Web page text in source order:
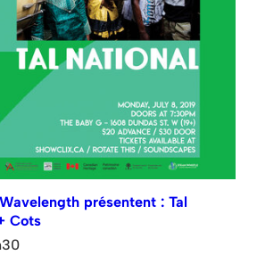
présentent : Tal
Cots